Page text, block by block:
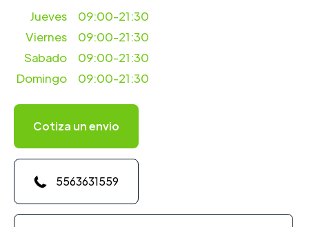
Jueves
09:00-21:30
Viernes
09:00-21:30
Sabado
09:00-21:30
Domingo
09:00-21:30
Cotiza un envio
5563631559